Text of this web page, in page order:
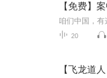
【免费】
20
【飞龙道